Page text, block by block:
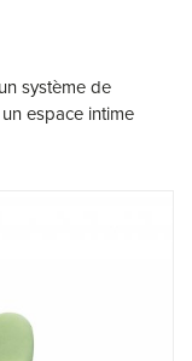
système de
espace intime